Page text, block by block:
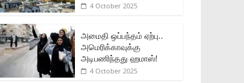
4 October 2025
அமைதி ஒப்பந்தம் ஏற்பு..
அமெரிக்காவுக்கு
அடிபணிந்தது ஹமாஸ்!
4 October 2025